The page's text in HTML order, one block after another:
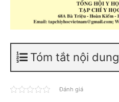
Tóm tắt nội dung
Đánh giá